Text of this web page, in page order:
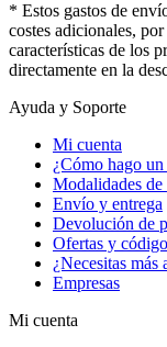
* Estos gastos de
costes adicionales,
características de los
directamente en la
Ayuda y Soporte
Mi cuenta
¿Cómo hago
Modalidades de
Envío y entrega
Devolución de
Ofertas y
¿Necesitas más
Empresas
Mi cuenta